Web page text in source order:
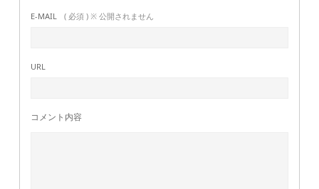
E-MAIL ( 必須 ) ※ 公開されません
URL
コメント内容